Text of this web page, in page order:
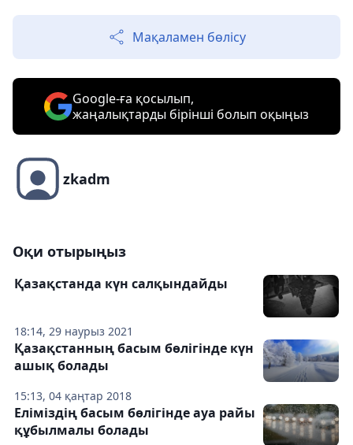
Мақаламен бөлісу
Google-ға қосылып,
жаңалықтарды бірінші болып оқыңыз
zkadm
Оқи отырыңыз
18:14, 29 наурыз 2021
Қазақстанда күн салқындайды
15:13, 04 қаңтар 2018
Қазақстанның басым бөлігінде күн
ашық болады
Еліміздің басым бөлігінде ауа райы
құбылмалы болады